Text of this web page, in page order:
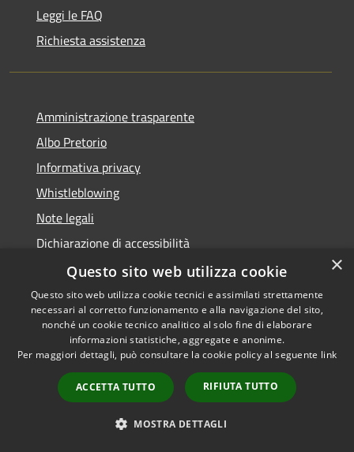
Leggi le FAQ
Richiesta assistenza
Amministrazione trasparente
Albo Pretorio
Informativa privacy
Whistleblowing
Note legali
Dichiarazione di accessibilità
Feedback accessibilità
RSS
Accessibilità
Copyright © 2026 • Comune di
Municipium•
Accesso
redazione
×
Questo sito web utilizza cookie
Questo sito web utilizza cookie tecnici e assimilati strettamente
necessari al corretto funzionamento e alla navigazione del sito,
nonché un cookie tecnico analitico al solo fine di elaborare
informazioni statistiche, aggregate e anonime.
Per maggiori dettagli, può consultare la cookie policy al seguente link
ACCETTA TUTTO RIFIUTA TUTTO
MOSTRA DETTAGLI